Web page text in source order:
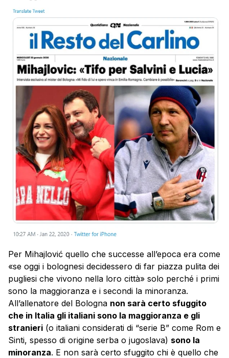
Per Mihajlović quello che successe all’epoca era come
«se oggi i bolognesi decidessero di far piazza pulita dei
pugliesi che vivono nella loro città» solo perché i primi
sono la maggioranza e i secondi la minoranza.
All’allenatore del Bologna non sarà certo sfuggito
che in Italia gli italiani sono la maggioranza e gli
stranieri (o italiani considerati di “serie B” come Rom e
Sinti, spesso di origine serba o jugoslava) sono la
minoranza. E non sarà certo sfuggito chi è quello che